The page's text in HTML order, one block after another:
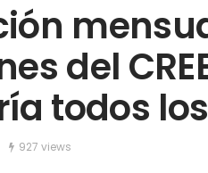
del
todos
927 views